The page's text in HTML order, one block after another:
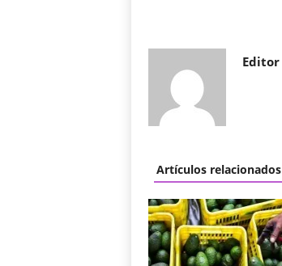
Editor
Artículos relacionados